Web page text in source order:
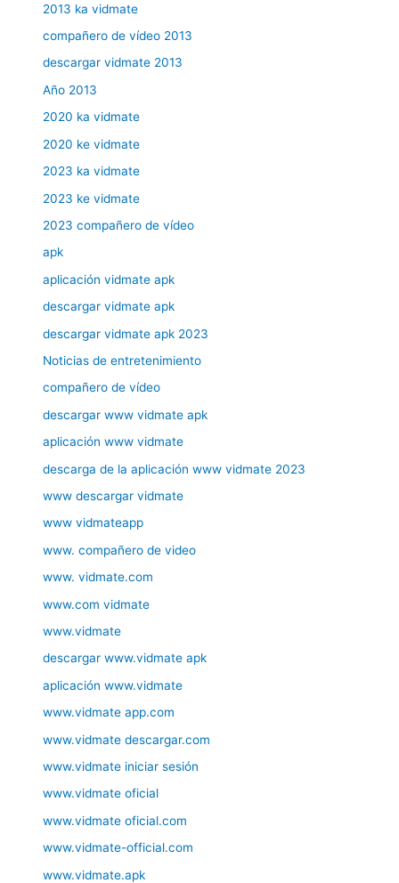
2013 ka vidmate
compañero de vídeo 2013
descargar vidmate 2013
Año 2013
2020 ka vidmate
2020 ke vidmate
2023 ka vidmate
2023 ke vidmate
2023 compañero de vídeo
apk
aplicación vidmate apk
descargar vidmate apk
descargar vidmate apk 2023
Noticias de entretenimiento
compañero de vídeo
descargar www vidmate apk
aplicación www vidmate
descarga de la aplicación www vidmate 2023
www descargar vidmate
www vidmateapp
www. compañero de video
www. vidmate.com
www.com vidmate
www.vidmate
descargar www.vidmate apk
aplicación www.vidmate
www.vidmate app.com
www.vidmate descargar.com
www.vidmate iniciar sesión
www.vidmate oficial
www.vidmate oficial.com
www.vidmate-official.com
www.vidmate.apk